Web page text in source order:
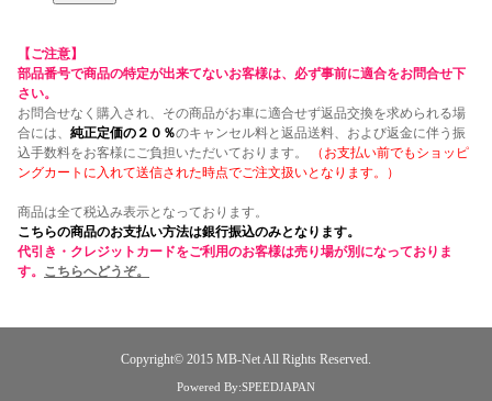
【ご注意】
部品番号で商品の特定が出来てないお客様は、必ず事前に適合をお問合せ下
さい。
お問合せなく購入され、その商品がお車に適合せず返品交換を求められる場
合には、 純正定価の２０％のキャンセル料と返品送料、および返金に伴う振
込手数料をお客様にご負担いただいております。
（お支払い前でもショッピ
ングカートに入れて送信された時点でご注文扱いとなります。）
商品は全て税込み表示となっております。
こちらの商品のお支払い方法は銀行振込のみとなります。
代引き・クレジットカードをご利用のお客様は売り場が別になっておりま
す。 こちらへどうぞ。
Copyright© 2015 MB-NetAll Rights Reserved.
Powered By:SPEEDJAPAN